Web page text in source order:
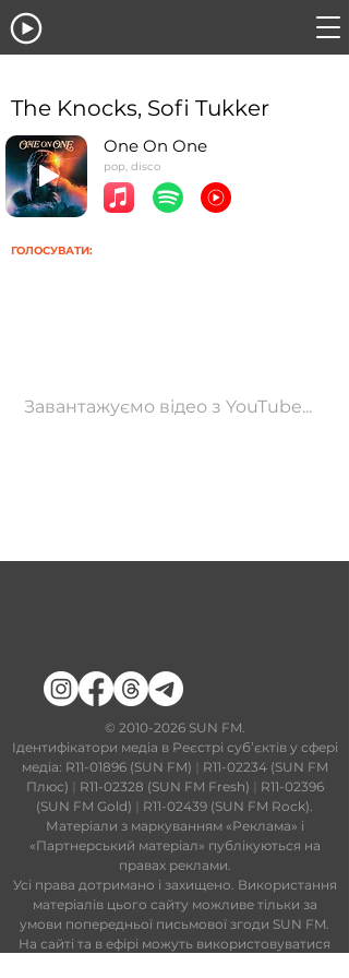
The Knocks, Sofi Tukker
One On One
pop, disco
ГОЛОСУВАТИ:
Завантажуємо відео з YouTube...
​© 2010-2026SUN FM.
Ідентифікатори медіа в Реєстрі суб’єктів у сфері
медіа: R11-01896 (SUN FM) | R11-02234 (SUN FM
Плюс) | R11-02328 (SUN FM Fresh) | R11-02396
(SUN FM Gold) | R11-02439 (SUN FM Rock).
Матеріали з маркуванням «Реклама» і
«Партнерський матеріал» публікуються на
правах реклами.
Усі права дотримано і захищено. Використання
матеріалів цього сайту можливе тільки за
умови попередньої письмової згоди SUN FM.
На сайті та в ефірі можуть використовуватися